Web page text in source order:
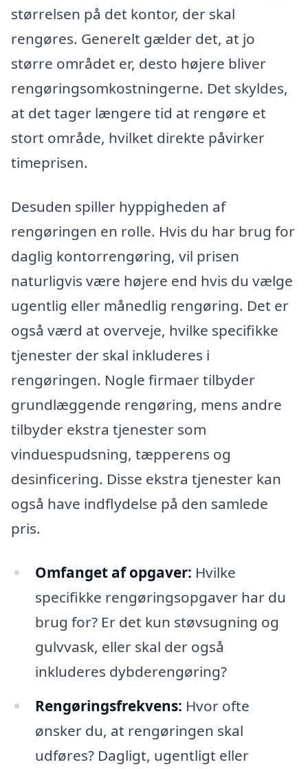
størrelsen på det kontor, der skal
rengøres. Generelt gælder det, at jo
større området er, desto højere bliver
rengøringsomkostningerne. Det skyldes,
at det tager længere tid at rengøre et
stort område, hvilket direkte påvirker
timeprisen.
Desuden spiller hyppigheden af
rengøringen en rolle. Hvis du har brug for
daglig kontorrengøring, vil prisen
naturligvis være højere end hvis du vælge
ugentlig eller månedlig rengøring. Det er
også værd at overveje, hvilke specifikke
tjenester der skal inkluderes i
rengøringen. Nogle firmaer tilbyder
grundlæggende rengøring, mens andre
tilbyder ekstra tjenester som
vinduespudsning, tæpperens og
desinficering. Disse ekstra tjenester kan
også have indflydelse på den samlede
pris.
Omfanget af opgaver: Hvilke
specifikke rengøringsopgaver har du
brug for? Er det kun støvsugning og
gulvvask, eller skal der også
inkluderes dybderengøring?
Rengøringsfrekvens: Hvor ofte
ønsker du, at rengøringen skal
udføres? Dagligt, ugentligt eller